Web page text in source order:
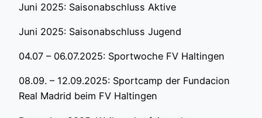
Juni 2025: Saisonabschluss Aktive
Juni 2025: Saisonabschluss Jugend
04.07 – 06.07.2025: Sportwoche FV Haltingen
08.09. – 12.09.2025: Sportcamp der Fundacion
Real Madrid beim FV Haltingen